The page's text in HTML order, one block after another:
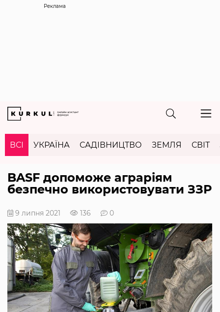
Реклама
ВСІ УКРАЇНА САДІВНИЦТВО ЗЕМЛЯ СВІТ
BASF допоможе аграріям
безпечно використовувати ЗЗР
9 липня 2021 136 0